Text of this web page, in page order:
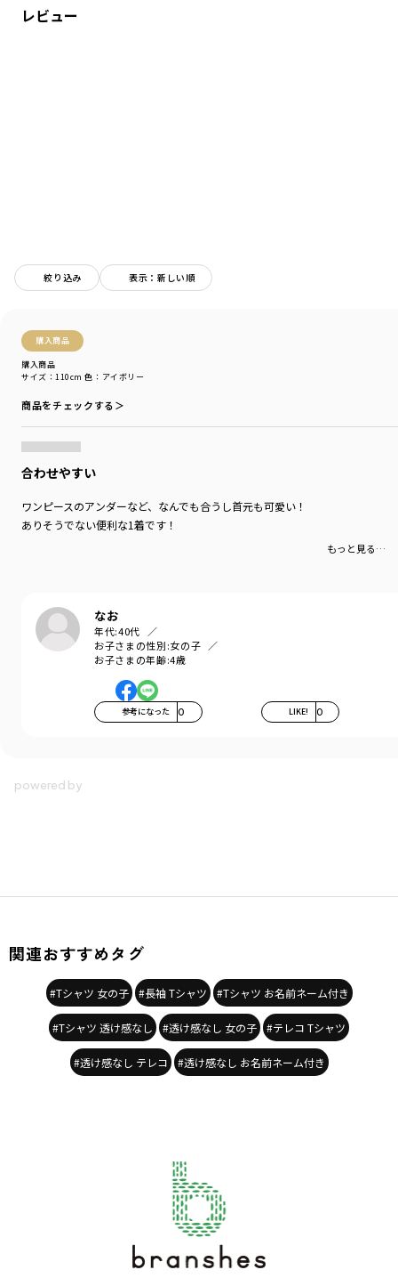
レビュー
絞り込み 表示：新しい順
購入商品
購入商品
サイズ：110cm 色：アイボリー
商品をチェックする＞
合わせやすい
ワンピースのアンダーなど、なんでも合うし首元も可愛い！
ありそうでない便利な1着です！
もっと見る…
なお
年代:40代
お子さまの性別:女の子
お子さまの年齢:4歳
参考になった 0 LIKE! 0
シーズン
関連おすすめタグ
#Tシャツ 女の子 #長袖 Tシャツ #Tシャツ お名前ネーム付き
#Tシャツ 透け感なし #透け感なし 女の子 #テレコ Tシャツ
#透け感なし テレコ #透け感なし お名前ネーム付き